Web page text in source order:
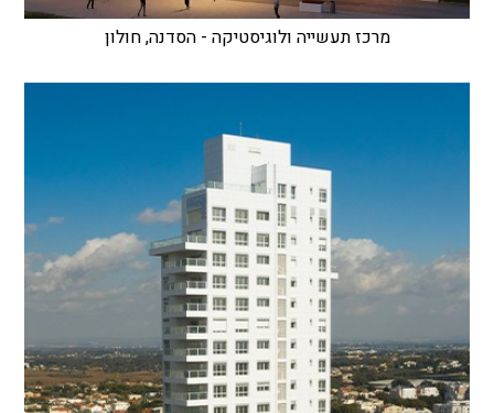
מרכז תעשייה ולוגיסטיקה - הסדנה, חולון